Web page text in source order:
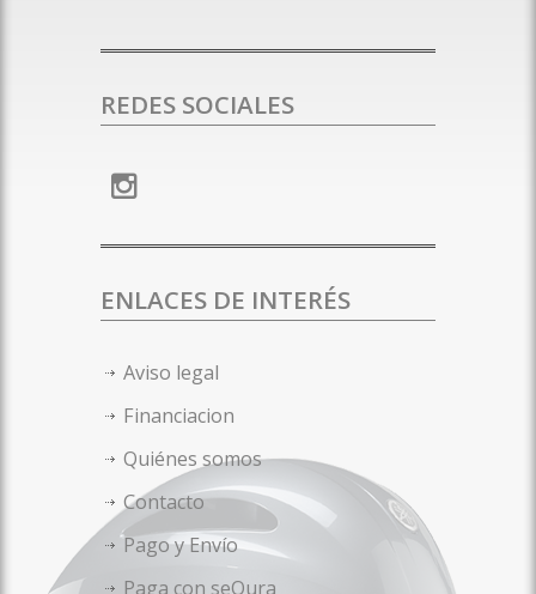
REDES SOCIALES
ENLACES DE INTERÉS
Aviso legal
Financiacion
Quiénes somos
Contacto
Pago y Envío
Paga con seQura